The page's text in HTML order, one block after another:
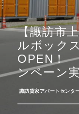
お問い合わせ
お気に入り
【諏訪市
ルボック
OPEN！
ンペーン
諏訪貸家アパートセンタ